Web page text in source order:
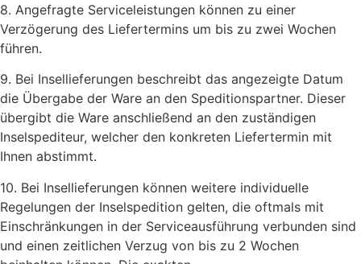
8. Angefragte Serviceleistungen können zu einer
Verzögerung des Liefertermins um bis zu zwei Wochen
führen.
9. Bei Insellieferungen beschreibt das angezeigte Datum
die Übergabe der Ware an den Speditionspartner. Dieser
übergibt die Ware anschließend an den zuständigen
Inselspediteur, welcher den konkreten Liefertermin mit
Ihnen abstimmt.
10. Bei Insellieferungen können weitere individuelle
Regelungen der Inselspedition gelten, die oftmals mit
Einschränkungen in der Serviceausführung verbunden sind
und einen zeitlichen Verzug von bis zu 2 Wochen